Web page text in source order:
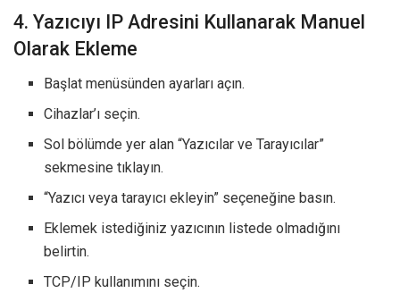
4. Yazıcıyı IP Adresini Kullanarak Manuel
Olarak Ekleme
Başlat menüsünden ayarları açın.
Cihazlar’ı seçin.
Sol bölümde yer alan “Yazıcılar ve Tarayıcılar”
sekmesine tıklayın.
“Yazıcı veya tarayıcı ekleyin” seçeneğine basın.
Eklemek istediğiniz yazıcının listede olmadığını
belirtin.
TCP/IP kullanımını seçin.